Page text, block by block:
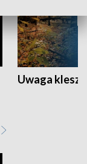
Uwaga